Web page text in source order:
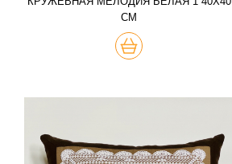
СМ
КУПИТЬ